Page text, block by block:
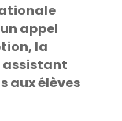
appel
la
assistant
aux élèves